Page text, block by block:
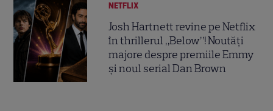
NETFLIX
Josh Hartnett revine pe Netflix
în thrillerul „Below”! Noutăți
majore despre premiile Emmy
și noul serial Dan Brown